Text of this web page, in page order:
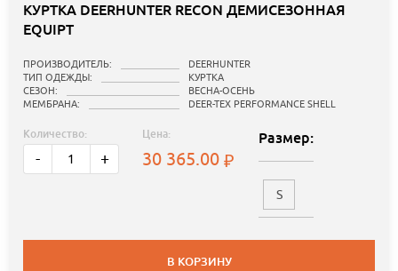
КУРТКА DEERHUNTER RECON ДЕМИСЕЗОННАЯ
EQUIPT
ПРОИЗВОДИТЕЛЬ:
DEERHUNTER
ТИП ОДЕЖДЫ:
КУРТКА
СЕЗОН:
ВЕСНА-ОСЕНЬ
МЕМБРАНА:
DEER-TEX PERFORMANCE SHELL
Количество:
- +
Цена:
30 365.00
Размер:
S
В КОРЗИНУ